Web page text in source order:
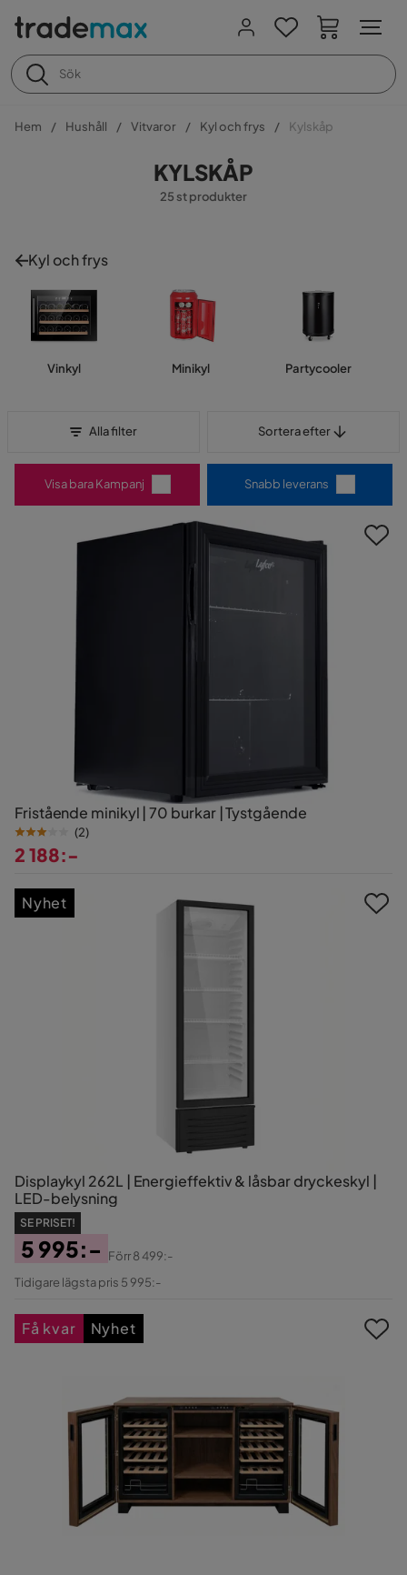
Hem Hushåll Vitvaror Kyl och frys Kylskåp
KYLSKÅP
25 st produkter
Kyl och frys
Vinkyl Minikyl Partycooler
Alla filter Sortera efter
Visa bara Kampanj Snabb leverans
Fristående minikyl | 70 burkar | Tystgående
(2)
2 188:-
Displaykyl 262L | Energieffektiv & låsbar dryckeskyl |
LED-belysning
SE PRISET!
Pris
5 995:-
Original
Förr8 499:-
Tidigare lägsta pris 5 995:-
Nyhet
Få kvar Nyhet